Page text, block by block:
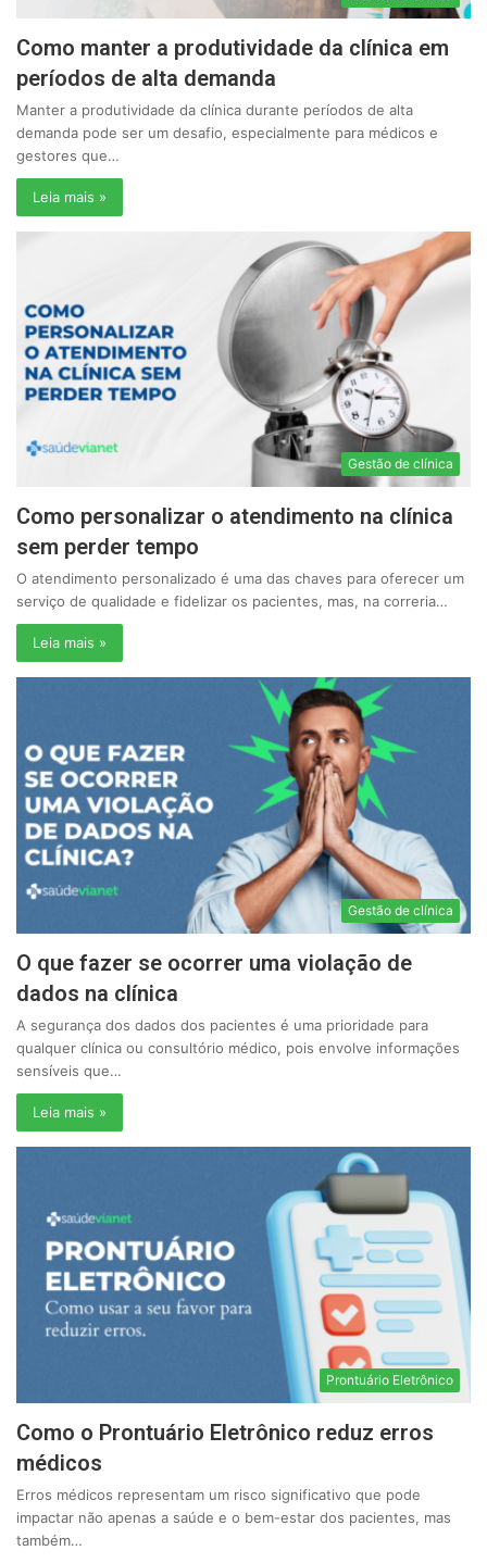
Como manter a produtividade da clínica em
períodos de alta demanda
Manter a produtividade da clínica durante períodos de alta
demanda pode ser um desafio, especialmente para médicos e
gestores que…
Leia mais »
Gestão de clínica
Como personalizar o atendimento na clínica
sem perder tempo
O atendimento personalizado é uma das chaves para oferecer um
serviço de qualidade e fidelizar os pacientes, mas, na correria…
Leia mais »
Gestão de clínica
O que fazer se ocorrer uma violação de
dados na clínica
A segurança dos dados dos pacientes é uma prioridade para
qualquer clínica ou consultório médico, pois envolve informações
sensíveis que…
Leia mais »
Prontuário Eletrônico
Como o Prontuário Eletrônico reduz erros
médicos
Erros médicos representam um risco significativo que pode
impactar não apenas a saúde e o bem-estar dos pacientes, mas
também…